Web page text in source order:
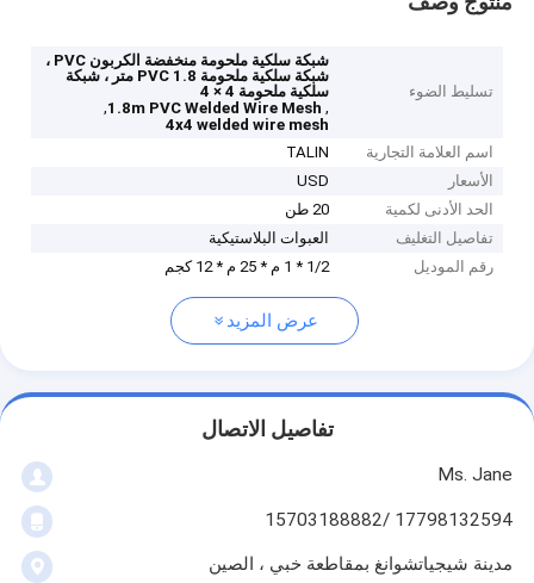
تسليط الضوء
شبكة سلكية ملحومة منخفضة الكربون PVC ،
شبكة سلكية ملحومة PVC 1.8 متر ، شبكة
سلكية ملحومة 4 × 4
,
1.8m PVC Welded Wire Mesh
,
4x4 welded wire mesh
اسم العلامة التجارية
TALIN
الأسعار
USD
الحد الأدنى لكمية
20 طن
تفاصيل التغليف
العبوات البلاستيكية
رقم الموديل
1/2 * 1 م * 25 م * 12 كجم
عرض المزيد
تفاصيل الاتصال
Ms. Jane
17798132594 /15703188882
مدينة شيجياتشوانغ بمقاطعة خبي ، الصين